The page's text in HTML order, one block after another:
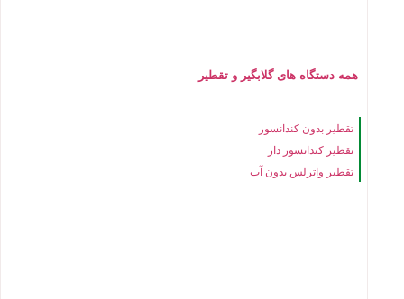
همه دستگاه های گلابگیر و تقطیر
تقطیر بدون کندانسور
تقطیر کندانسور دار
تقطیر واترلس بدون آب